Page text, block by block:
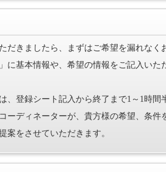
だきましたら、まずはご希望を漏れなく
に基本情報や、希望の情報をご記入いた
、登録シート記入から終了まで1～1時間
ーディネーターが、貴方様の希望、条件
案をさせていただきます。